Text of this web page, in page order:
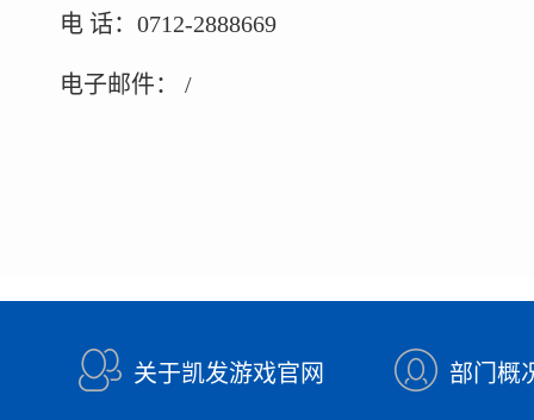
电 话： 0712-2888669
电子邮件： /
关于凯发游戏官网 部门概